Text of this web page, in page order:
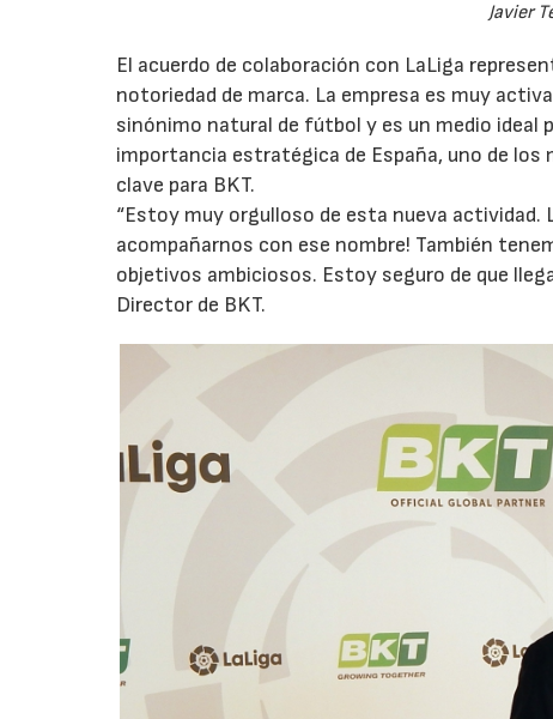
Javier
El acuerdo de colaboración con LaLiga
notoriedad de marca. La empresa es muy
sinónimo natural de fútbol y es un medio ideal
importancia estratégica de España, uno de
clave para BKT.
“Estoy muy orgulloso de esta nueva actividad.
acompañarnos con ese nombre! También
objetivos ambiciosos. Estoy seguro de que
Director de BKT.